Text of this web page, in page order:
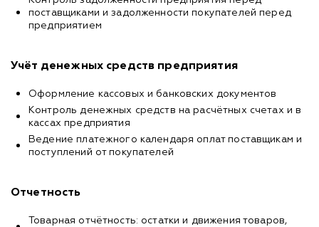
поставщиками и задолженности покупателей перед
предприятием
Учёт денежных средств предприятия
Оформление кассовых и банковских документов
Контроль денежных средств на расчётных счетах и в
кассах предприятия
Ведение платежного календаря оплат поставщикам и
поступлений от покупателей
Отчетность
Товарная отчётность: остатки и движения товаров,